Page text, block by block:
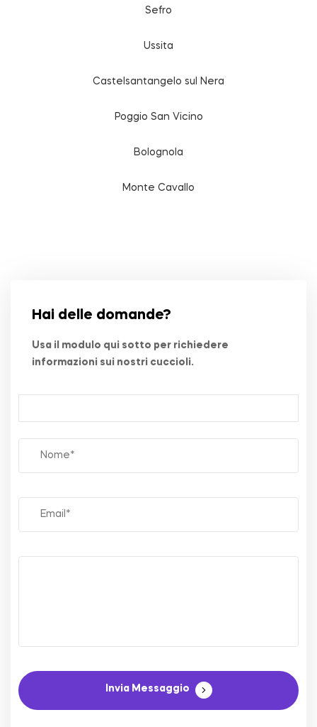
Sefro
Ussita
Castelsantangelo sul Nera
Poggio San Vicino
Bolognola
Monte Cavallo
Hai delle domande?
Usa il modulo qui sotto per richiedere
informazioni sui nostri cuccioli.
Invia Messaggio